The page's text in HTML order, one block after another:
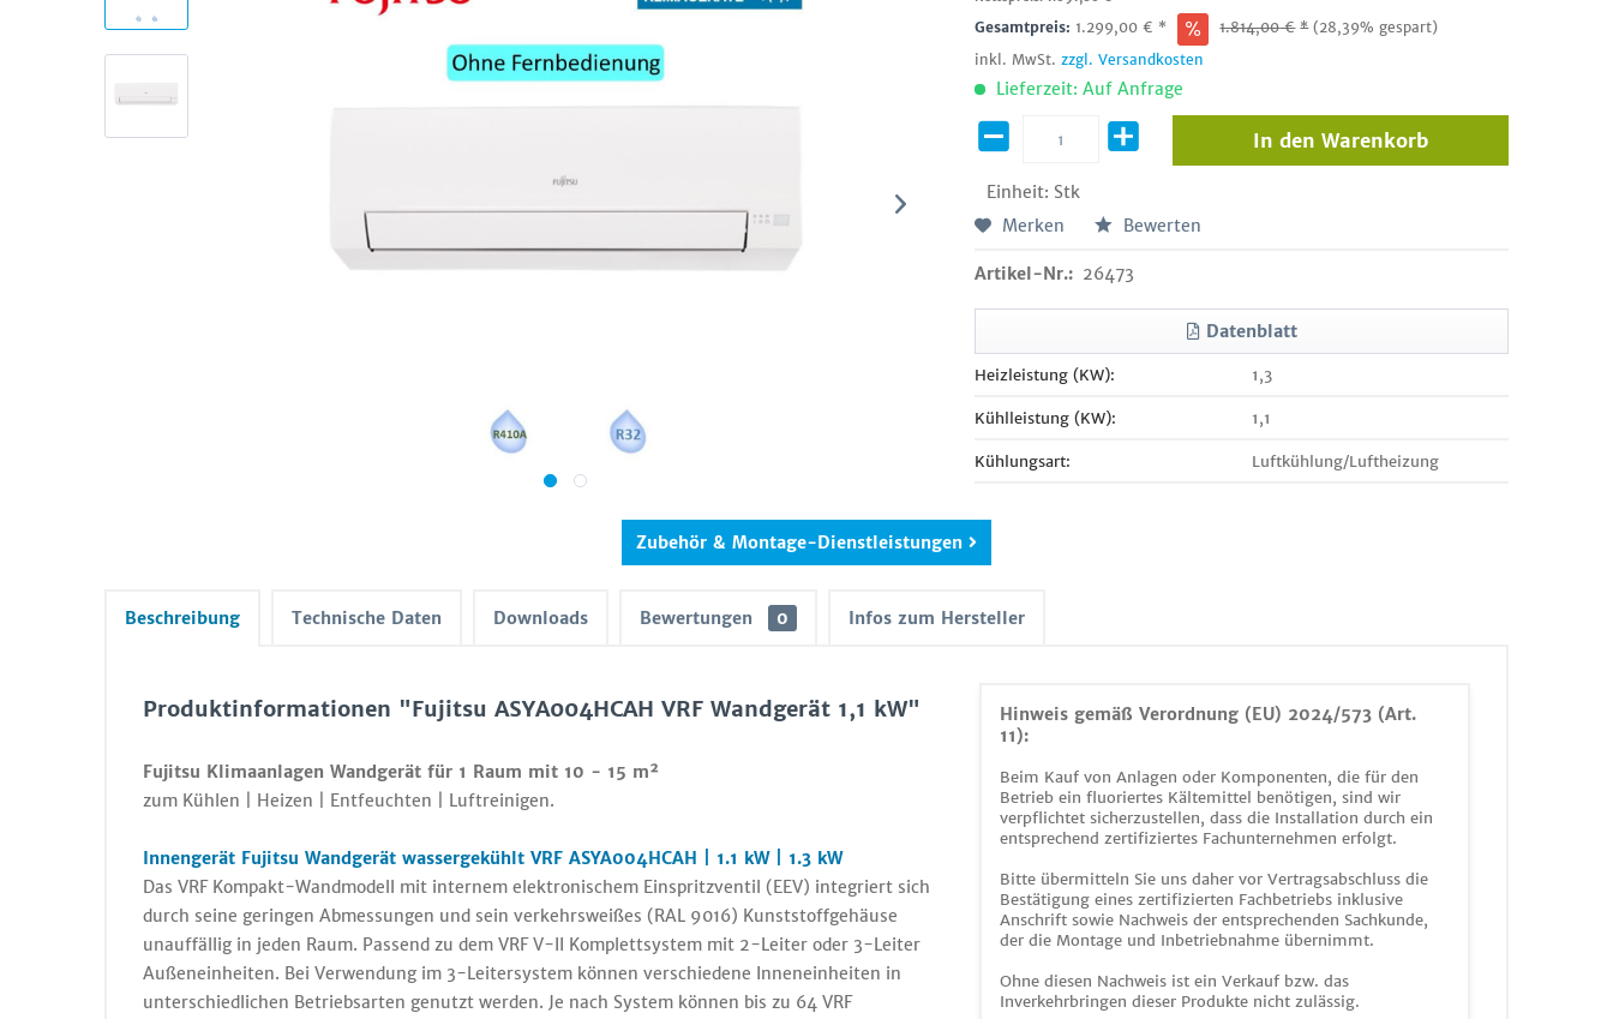
Gesamtpreis: 1.299,00 € * 1.814,00€ * (28,39% gespart)
inkl. MwSt.zzgl. Versandkosten
Lieferzeit: Auf Anfrage
Einheit: Stk
In den Warenkorb
Merken Bewerten
Artikel-Nr.: 26473
Datenblatt
Heizleistung (KW): 1,3
Kühlleistung (KW): 1,1
Kühlungsart: Luftkühlung/Luftheizung
Zubehör & Montage-Dienstleistungen
Beschreibung Technische Daten Downloads Bewertungen 0 Infos zum Hersteller
Hinweis gemäß Verordnung (EU) 2024/573 (Art.
11):
Beim Kauf von Anlagen oder Komponenten, die für den
Betrieb ein fluoriertes Kältemittel benötigen, sind wir
verpflichtet sicherzustellen, dass die Installation durch ein
entsprechend zertifiziertes Fachunternehmen erfolgt.
Bitte übermitteln Sie uns daher vor Vertragsabschluss die
Bestätigung eines zertifizierten Fachbetriebs inklusive
Anschrift sowie Nachweis der entsprechenden Sachkunde,
der die Montage und Inbetriebnahme übernimmt.
Ohne diesen Nachweis ist ein Verkauf bzw. das
Inverkehrbringen dieser Produkte nicht zulässig.
Produktinformationen "Fujitsu ASYA004HCAH VRF Wandgerät 1,1 kW"
Fujitsu Klimaanlagen Wandgerät für 1 Raum mit 10 - 15 m²
zum Kühlen | Heizen | Entfeuchten | Luftreinigen.
Innengerät Fujitsu Wandgerät wassergekühlt VRF ASYA004HCAH | 1.1 kW | 1.3 kW
Das VRF Kompakt-Wandmodell mit internem elektronischem Einspritzventil (EEV) integriert sich
durch seine geringen Abmessungen und sein verkehrsweißes (RAL 9016) Kunststoffgehäuse
unauffällig in jeden Raum. Passend zu dem VRF V-II Komplettsystem mit 2-Leiter oder 3-Leiter
Außeneinheiten. Bei Verwendung im 3-Leitersystem können verschiedene Inneneinheiten in
unterschiedlichen Betriebsarten genutzt werden. Je nach System können bis zu 64 VRF